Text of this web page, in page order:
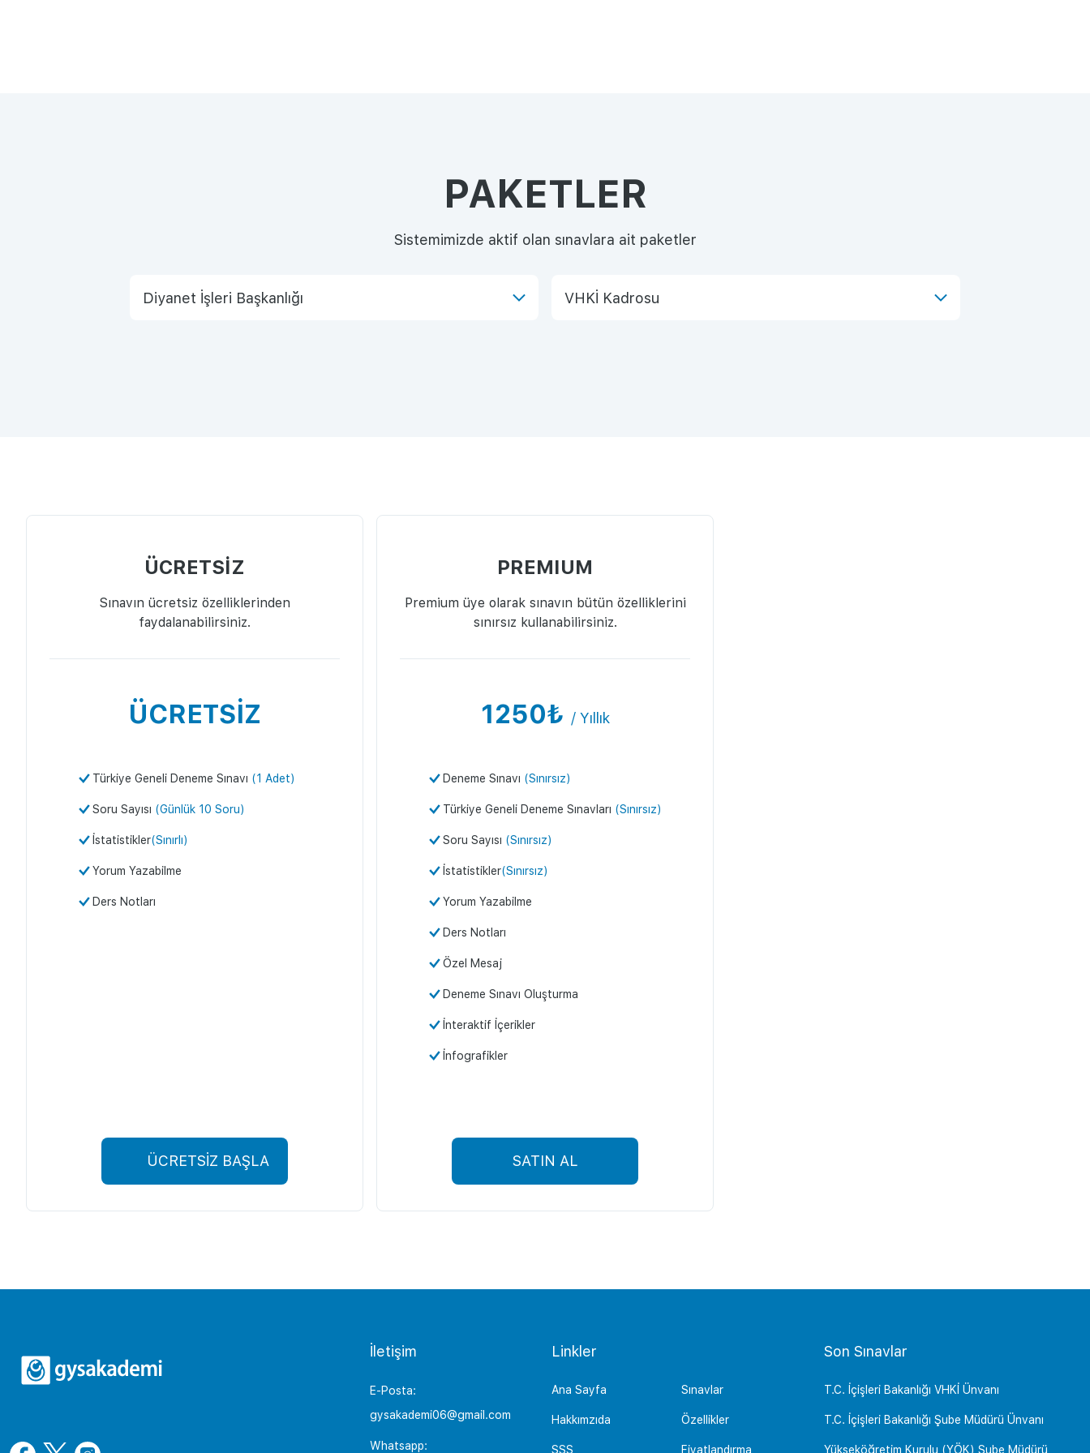
PAKETLER
Sistemimizde aktif olan sınavlara ait paketler
ÜCRETSİZ
Sınavın ücretsiz özelliklerinden
faydalanabilirsiniz.
ÜCRETSİZ
Türkiye Geneli Deneme Sınavı (1 Adet)
Soru Sayısı (Günlük 10 Soru)
İstatistikler(Sınırlı)
Yorum Yazabilme
Ders Notları
ÜCRETSİZ BAŞLA
PREMIUM
Premium üye olarak sınavın bütün özelliklerini
sınırsız kullanabilirsiniz.
1250₺ / Yıllık
Deneme Sınavı (Sınırsız)
Türkiye Geneli Deneme Sınavları (Sınırsız)
Soru Sayısı (Sınırsız)
İstatistikler(Sınırsız)
Yorum Yazabilme
Ders Notları
Özel Mesaj
Deneme Sınavı Oluşturma
İnteraktif İçerikler
İnfografikler
SATIN AL
İletişim
E-Posta:
gysakademi06@gmail.com
Whatsapp:
Linkler
Ana Sayfa
Hakkımzıda
SSS
Sınavlar
Özellikler
Fiyatlandırma
Son Sınavlar
T.C. İçişleri Bakanlığı VHKİ Ünvanı
T.C. İçişleri Bakanlığı Şube Müdürü Ünvanı
Yükseköğretim Kurulu (YÖK) Şube Müdürü